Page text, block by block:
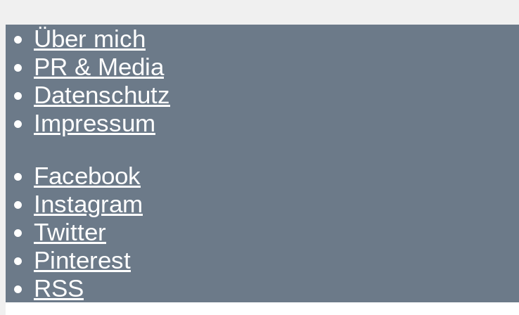
Über mich
PR & Media
Datenschutz
Impressum
Facebook
Instagram
Twitter
Pinterest
RSS